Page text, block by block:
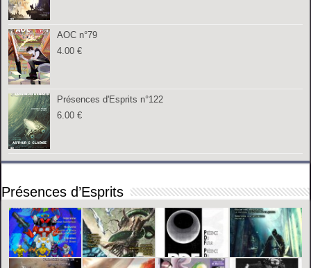
AOC n°79
4.00€
Présences d'Esprits n°122
6.00€
Présences d’Esprits